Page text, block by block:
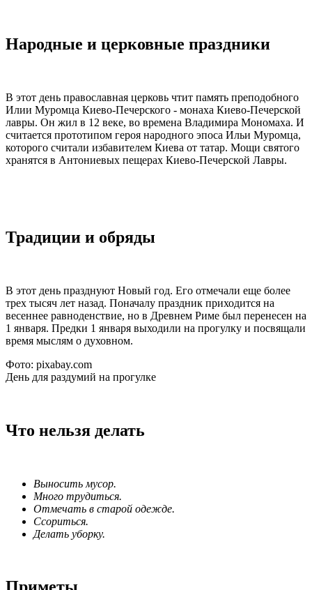
Народные и церковные праздники
В этот день православная церковь чтит память преподобного
Илии Муромца Киево-Печерского - монаха Киево-Печерской
лавры. Он жил в 12 веке, во времена Владимира Мономаха. И
считается прототипом героя народного эпоса Ильи Муромца,
которого считали избавителем Киева от татар. Мощи святого
хранятся в Антониевых пещерах Киево-Печерской Лавры.
Традиции и обряды
В этот день празднуют Новый год. Его отмечали еще более
трех тысяч лет назад. Поначалу праздник приходится на
весеннее равноденствие, но в Древнем Риме был перенесен на
1 января. Предки 1 января выходили на прогулку и посвящали
время мыслям о духовном.
Фото: pixabay.com
День для раздумий на прогулке
Что нельзя делать
Выносить мусор.
Много трудиться.
Отмечать в старой одежде.
Ссориться.
Делать уборку.